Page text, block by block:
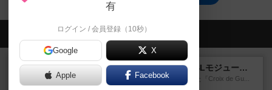
会員の新しい投稿
レビュー
クロワ・ド・ゲール：ASLモジュール10
1992年にAvalon Hill社が出版した『Croix de Gu...
有
ログイン / 会員登録（10秒）
Google X
Apple Facebook